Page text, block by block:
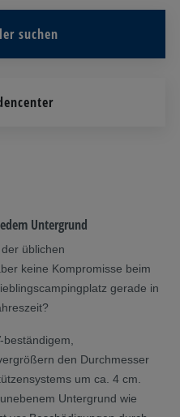
suchen
Untergrund
üblichen
keine Kompromisse beim
gerade in
den Durchmesser
um ca. 4 cm.
Untergrund wie